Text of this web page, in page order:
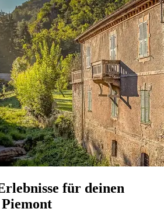
für deinen